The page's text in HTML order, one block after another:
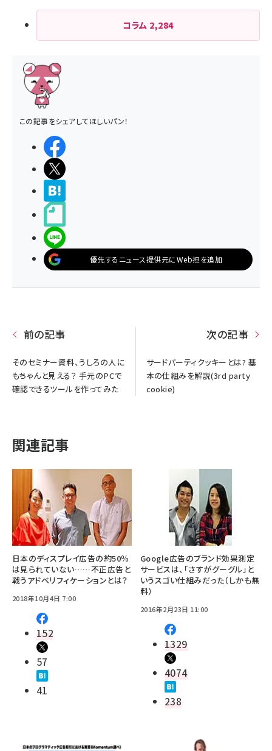
コラム 2,284
この記事をシェアしてほしいパン！
優先するニュース提供元にWeb担を追加
前の記事
そのセミナー資料、うしろの人に
もちゃんと見える？ 手元のPCで
確認できるツールを作ってみた
次の記事
サードパーティクッキーとは? 基
本の仕組みを解説(3rd party
cookie)
関連記事
日本のディスプレイ広告の約50％
は見られていない……不正広告と
戦うアドベリフィケーションとは？
2018年10月4日 7:00
152
57
41
Google広告のブランド効果測定
サービスは、「さすがグーグル」と
いうスゴい仕組みだった（しかも無
料）
2016年2月23日 11:00
1329
4074
238